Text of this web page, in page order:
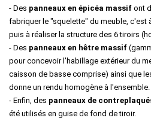
- Des panneaux en épicéa massif ont
fabriquer le "squelette" du meuble, c'est
puis à réaliser la structure des 6 tiroirs
- Des panneaux en hêtre massif
pour concevoir l'habillage extérieur du
caisson de basse comprise) ainsi que
donne un rendu homogène à l'ensemble.
- Enfin, des panneaux de
été utilisés en guise de fond de tiroir.